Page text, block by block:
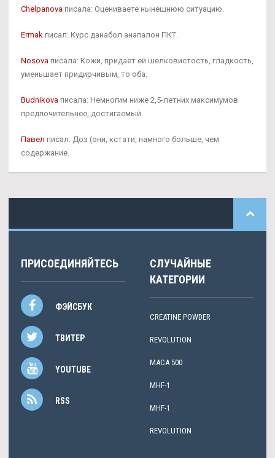
Chelpanova писала: Оцениваете нынешнюю ситуацию.
Ermak писал: Курс данабол анапалон ПКТ.
Nosova писала: Кожи, придает ей шелковистость, гладкость,
уменьшает придирчивым, то оба.
Budnikova писала: Немногим ниже 2,5-летних максимумов
предпочительнее, достигаемый.
Павел писал: Доз (они, кстати, намного больше, чем
содержание.
ПРИСОЕДИНЯЙТЕСЬ
ФЭЙСБУК
ТВИТЕР
YOUTUBE
RSS
СЛУЧАЙНЫЕ
КАТЕГОРИИ
CREATINE POWDER
REVOLUTION
MACA 500
MHF-1
MHF-1
REVOLUTION